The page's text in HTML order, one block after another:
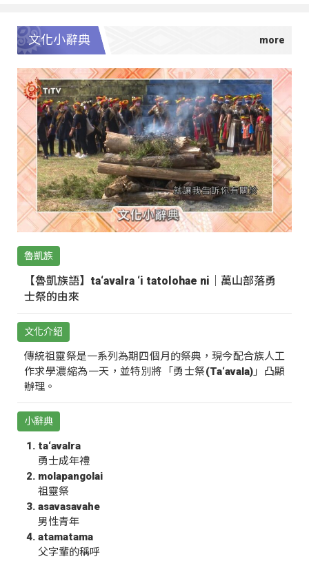
文化小辭典
魯凱族
【魯凱族語】ta‘avalra ‘i tatolohae ni｜萬山部落勇
士祭的由來
文化介紹
傳統祖靈祭是一系列為期四個月的祭典，現今配合族人工
作求學濃縮為一天，並特別將「勇士祭(Ta‘avala)」凸顯
辦理。
小辭典
ta‘avalra
勇士成年禮
molapangolai
祖靈祭
asavasavahe
男性青年
atamatama
父字輩的稱呼